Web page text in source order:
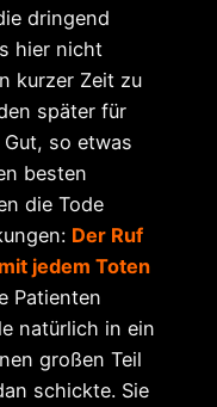
dringend
hier nicht
kurzer Zeit zu
später für
so etwas
besten
die Tode
Der Ruf
jedem Toten
Patienten
natürlich in ein
großen Teil
schickte. Sie